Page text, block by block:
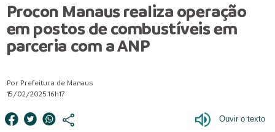
Procon Manaus realiza operação
em postos de combustíveis em
parceria com a ANP
Por Prefeitura de Manaus
15/02/2025 16h17